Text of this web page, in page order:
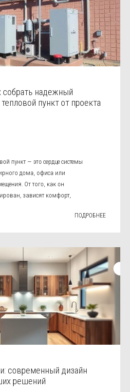
надежный
пункт от проекта
пункт — это сердце системы
дома, офиса или
От того, как он
зависят комфорт,
ПОДРОБНЕЕ
современный дизайн
решений